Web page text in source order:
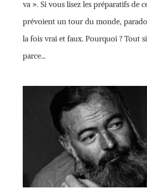
va ». Si vous lisez les préparatifs de
prévoient un tour du monde,
la fois vrai et faux. Pourquoi ? Tout
parce...